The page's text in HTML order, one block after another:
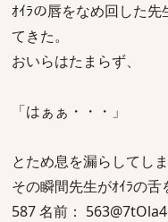
ｵｲﾗの唇をなめ回した
てきた。
おいらはたまらず、
「はぁぁ・・・」
とため息を漏らしてし
その瞬間先生がｵｲﾗの舌
587 名前：